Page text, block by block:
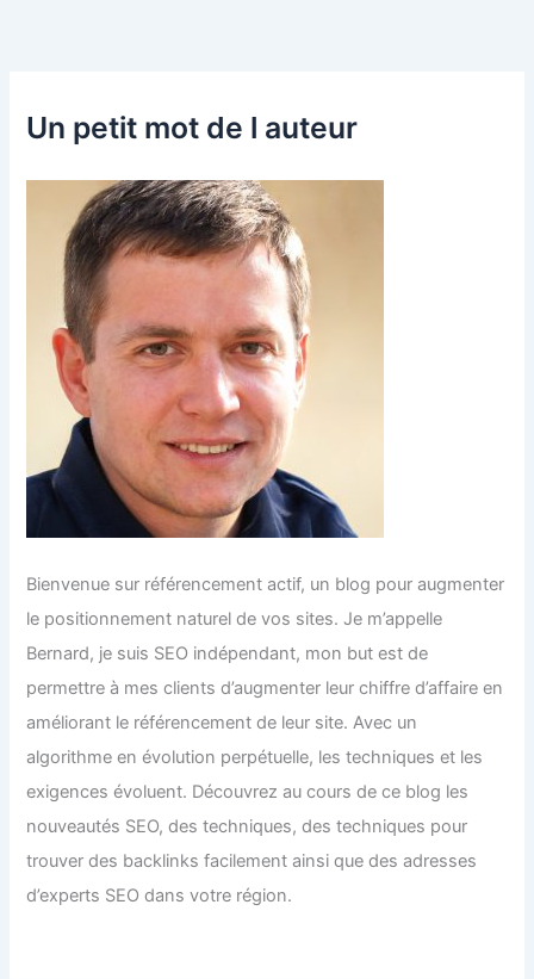
Un petit mot de l auteur
Bienvenue sur référencement actif, un blog pour augmenter
le positionnement naturel de vos sites. Je m’appelle
Bernard, je suis SEO indépendant, mon but est de
permettre à mes clients d’augmenter leur chiffre d’affaire en
améliorant le référencement de leur site. Avec un
algorithme en évolution perpétuelle, les techniques et les
exigences évoluent. Découvrez au cours de ce blog les
nouveautés SEO, des techniques, des techniques pour
trouver des backlinks facilement ainsi que des adresses
d’experts SEO dans votre région.